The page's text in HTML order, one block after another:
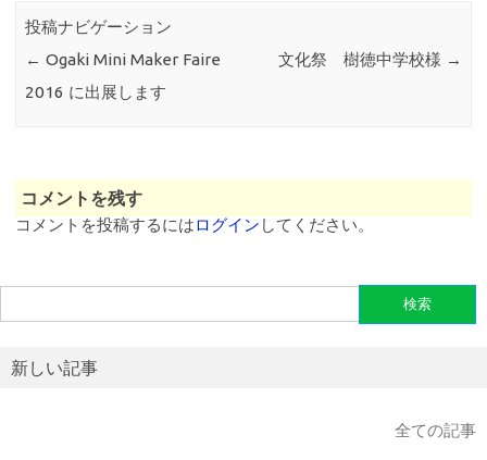
投稿ナビゲーション
← Ogaki Mini Maker Faire
2016 に出展します
文化祭 樹徳中学校様 →
コメントを残す
コメントを投稿するにはログイン してください。
索:
新しい記事
全ての記事